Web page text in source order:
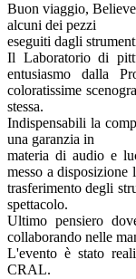
Buon viaggio,
alcuni dei pezzi
eseguiti dagli
Il Laboratorio di
entusiasmo dalla
coloratissime
stessa.
Indispensabili la
una garanzia in
materia di audio e
messo a
trasferimento degli
spettacolo.
Ultimo pensiero
collaborando nelle
L'evento è stato
CRAL.